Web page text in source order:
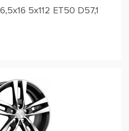
5x112 ET50 D57,1